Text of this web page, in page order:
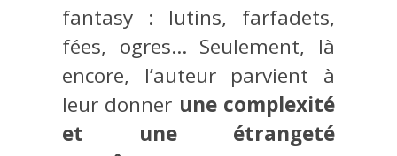
fantasy : lutins, farfadets,
fées, ogres… Seulement, là
encore, l’auteur parvient à
leur donner une complexité
et une étrangeté